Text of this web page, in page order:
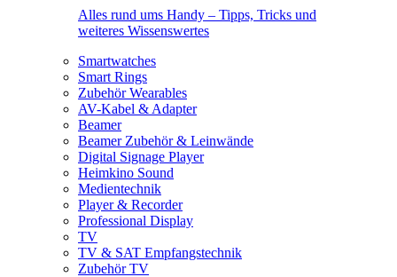
Alles rund ums Handy – Tipps, Tricks und
weiteres Wissenswertes
Smartwatches
Smart Rings
Zubehör Wearables
AV-Kabel & Adapter
Beamer
Beamer Zubehör & Leinwände
Digital Signage Player
Heimkino Sound
Medientechnik
Player & Recorder
Professional Display
TV
TV & SAT Empfangstechnik
Zubehör TV